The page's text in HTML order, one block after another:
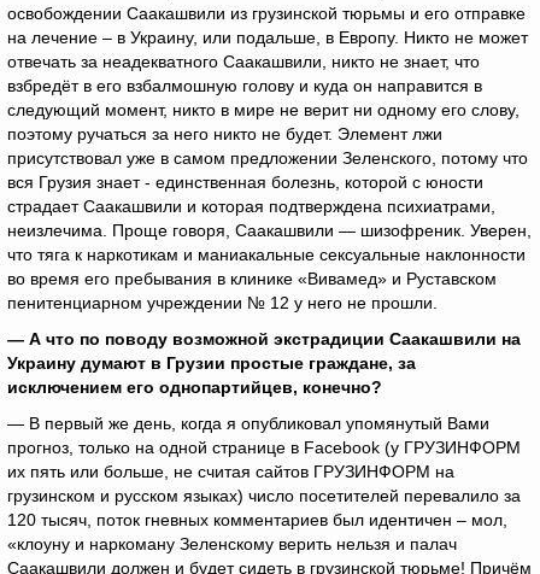
освобождении Саакашвили из грузинской тюрьмы и его отправке
на лечение – в Украину, или подальше, в Европу. Никто не может
отвечать за неадекватного Саакашвили, никто не знает, что
взбредёт в его взбалмошную голову и куда он направится в
следующий момент, никто в мире не верит ни одному его слову,
поэтому ручаться за него никто не будет. Элемент лжи
присутствовал уже в самом предложении Зеленского, потому что
вся Грузия знает - единственная болезнь, которой с юности
страдает Саакашвили и которая подтверждена психиатрами,
неизлечима. Проще говоря, Саакашвили — шизофреник. Уверен,
что тяга к наркотикам и маниакальные сексуальные наклонности
во время его пребывания в клинике «Вивамед» и Руставском
пенитенциарном учреждении № 12 у него не прошли.
— А что по поводу возможной экстрадиции Саакашвили на
Украину думают в Грузии простые граждане, за
исключением его однопартийцев, конечно?
— В первый же день, когда я опубликовал упомянутый Вами
прогноз, только на одной странице в Facebook (у ГРУЗИНФОРМ
их пять или больше, не считая сайтов ГРУЗИНФОРМ на
грузинском и русском языках) число посетителей перевалило за
120 тысяч, поток гневных комментариев был идентичен – мол,
«клоуну и наркоману Зеленскому верить нельзя и палач
Саакашвили должен и будет сидеть в грузинской тюрьме! Причём